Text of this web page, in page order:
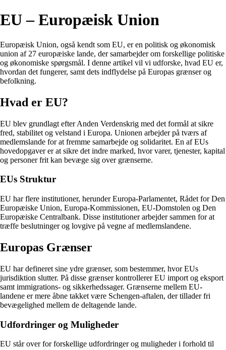
EU – Europæisk Union
Europæisk Union, også kendt som EU, er en politisk og økonomisk
union af 27 europæiske lande, der samarbejder om forskellige politiske
og økonomiske spørgsmål. I denne artikel vil vi udforske, hvad EU er,
hvordan det fungerer, samt dets indflydelse på Europas grænser og
befolkning.
Hvad er EU?
EU blev grundlagt efter Anden Verdenskrig med det formål at sikre
fred, stabilitet og velstand i Europa. Unionen arbejder på tværs af
medlemslande for at fremme samarbejde og solidaritet. En af EUs
hovedopgaver er at sikre det indre marked, hvor varer, tjenester, kapital
og personer frit kan bevæge sig over grænserne.
EUs Struktur
EU har flere institutioner, herunder Europa-Parlamentet, Rådet for Den
Europæiske Union, Europa-Kommissionen, EU-Domstolen og Den
Europæiske Centralbank. Disse institutioner arbejder sammen for at
træffe beslutninger og lovgive på vegne af medlemslandene.
Europas Grænser
EU har defineret sine ydre grænser, som bestemmer, hvor EUs
jurisdiktion slutter. På disse grænser kontrollerer EU import og eksport
samt immigrations- og sikkerhedssager. Grænserne mellem EU-
landene er mere åbne takket være Schengen-aftalen, der tillader fri
bevægelighed mellem de deltagende lande.
Udfordringer og Muligheder
EU står over for forskellige udfordringer og muligheder i forhold til